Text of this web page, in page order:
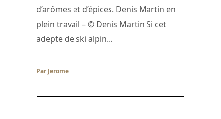
d’arômes et d’épices. Denis Martin en
plein travail – © Denis Martin Si cet
adepte de ski alpin...
Par Jerome